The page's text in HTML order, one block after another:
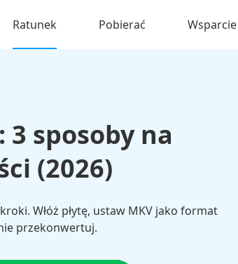
Ratunek Pobierać Wsparcie
3 sposoby na
(2026)
Włóż płytę, ustaw MKV jako format
przekonwertuj.